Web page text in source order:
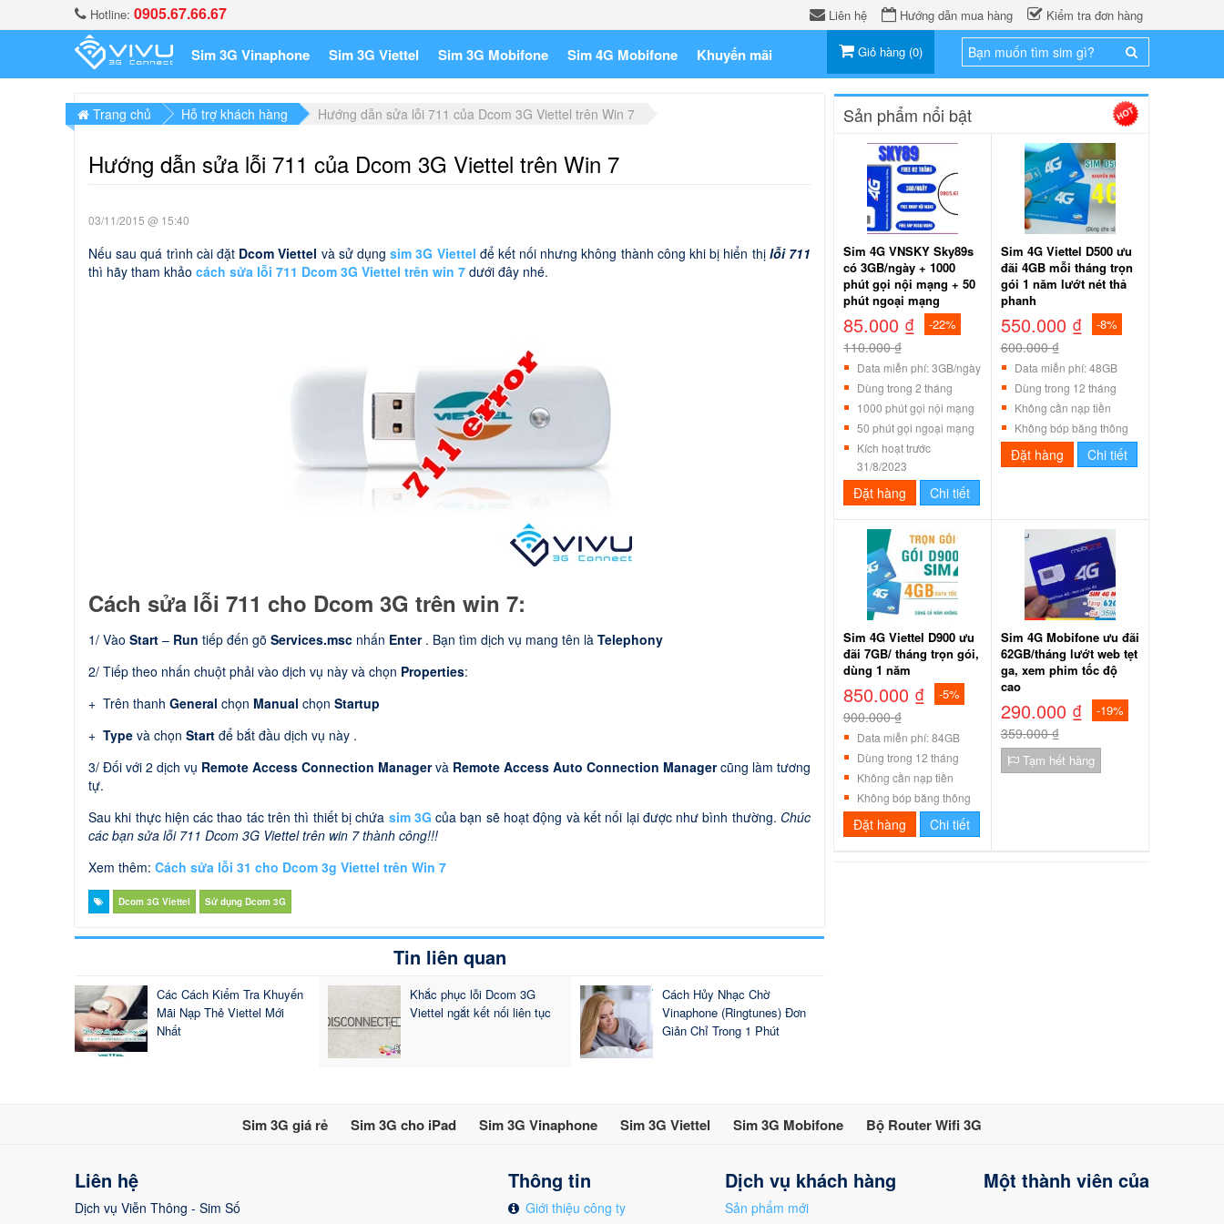
Hotline: 0905.67.66.67 Liên hệ Hướng dẫn mua hàng Kiểm tra đơn hàng
Sim 3G Vinaphone Sim 3G Viettel Sim 3G Mobifone Sim 4G Mobifone Khuyến mãi Giỏ hàng (0)
Trang chủ Hỗ trợ khách hàng Hướng dẫn sửa lỗi 711 của Dcom 3G Viettel trên Win 7
Hướng dẫn sửa lỗi 711 của Dcom 3G Viettel trên Win 7
03/11/2015 @ 15:40
Nếu sau quá trình cài đặt Dcom Viettel và sử dụngsim 3G Viettel để kết nối nhưng không thành công khi bị hiển thị lỗi 711
thì hãy tham khảo cách sửa lỗi 711 Dcom 3G Viettel trên win 7 dưới đây nhé.
Cách sửa lỗi 711 cho Dcom 3G trên win 7:
1/ Vào Start – Run tiếp đến gõ Services.msc nhấn Enter. Bạn tìm dịch vụ mang tên là Telephony
2/ Tiếp theo nhấn chuột phải vào dịch vụ này và chọn Properties:
+ Trên thanh General chọn Manual chọn Startup
+ Type và chọn Start để bắt đầu dịch vụ này .
3/ Đối với 2 dịch vụ Remote Access Connection Managervà Remote Access Auto Connection Managercũng làm tương
tự.
Sau khi thực hiện các thao tác trên thì thiết bị chứa sim 3G của bạn sẽ hoạt động và kết nối lại được như bình thường. Chúc
các bạn sửa lỗi 711 Dcom 3G Viettel trên win 7 thành công!!!
Xem thêm: Cách sửa lỗi 31 cho Dcom 3g Viettel trên Win 7
Dcom 3G Viettel Sử dụng Dcom 3G
Tin liên quan
Các Cách Kiểm Tra Khuyến
Mãi Nạp Thẻ Viettel Mới
Nhất
Khắc phục lỗi Dcom 3G
Viettel ngắt kết nối liên tục
Cách Hủy Nhạc Chờ
Vinaphone (Ringtunes) Đơn
Giản Chỉ Trong 1 Phút
Sản phẩm nổi bật
Sim 4G VNSKY Sky89s
có 3GB/ngày + 1000
phút gọi nội mạng + 50
phút ngoại mạng
85.000 ₫ -22%
110.000 ₫
Data miễn phí: 3GB/ngày
Dùng trong 2 tháng
1000 phút gọi nội mạng
50 phút gọi ngoại mạng
Kích hoạt trước
31/8/2023
Đặt hàng Chi tiết
Sim 4G Viettel D500 ưu
đãi 4GB mỗi tháng trọn
gói 1 năm lướt nét thả
phanh
550.000 ₫ -8%
600.000 ₫
Data miễn phí: 48GB
Dùng trong 12 tháng
Không cần nạp tiền
Không bóp băng thông
Đặt hàng Chi tiết
Sim 4G Viettel D900 ưu
đãi 7GB/ tháng trọn gói,
dùng 1 năm
850.000 ₫ -5%
900.000 ₫
Data miễn phí: 84GB
Dùng trong 12 tháng
Không cần nạp tiền
Không bóp băng thông
Đặt hàng Chi tiết
Sim 4G Mobifone ưu đãi
62GB/tháng lướt web tẹt
ga, xem phim tốc độ
cao
290.000 ₫ -19%
359.000 ₫
Tạm hết hàng
Sim 3G giá rẻ Sim 3G cho iPad Sim 3G Vinaphone Sim 3G Viettel Sim 3G Mobifone Bộ Router Wifi 3G
Liên hệ
Dịch vụ Viễn Thông - Sim Số
Thông tin
Giới thiệu công ty
Dịch vụ khách hàng
Sản phẩm mới
Một thành viên của